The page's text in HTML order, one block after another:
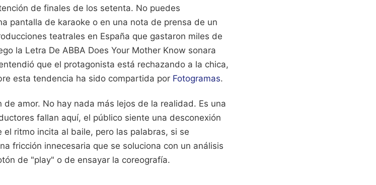
de finales de los setenta. No puedes
pantalla de karaoke o en una nota de prensa de un
teatrales en España que gastaron miles de
la Letra De ABBA Does Your Mother Know sonara
que el protagonista está rechazando a la chica,
esta tendencia ha sido compartida por Fotogramas.
amor. No hay nada más lejos de la realidad. Es una
fallan aquí, el público siente una desconexión
el ritmo incita al baile, pero las palabras, si se
fricción innecesaria que se soluciona con un análisis
de "play" o de ensayar la coreografía.